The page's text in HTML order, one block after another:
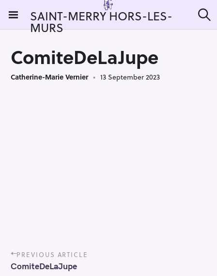
i
SAINT-MERRY HORS-LES-
MURS e
ComiteDeLaJupe
Catherine-Marie Vernier 13 September 2023
P
o
s
PREVIOUS ARTICLE
ComiteDeLaJupe